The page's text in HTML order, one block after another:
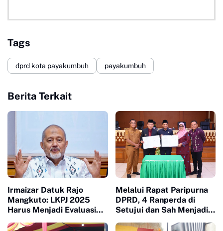
Tags
dprd kota payakumbuh payakumbuh
Berita Terkait
Irmaizar Datuk Rajo
Mangkuto: LKPJ 2025
Harus Menjadi Evaluasi
Melalui Rapat Paripurna
DPRD, 4 Ranperda di
Setujui dan Sah Menjadi